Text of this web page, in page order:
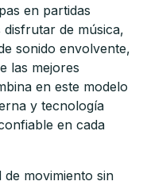
en partidas
disfrutar de música,
sonido envolvente,
las mejores
en este modelo
y tecnología
en cada
movimiento sin